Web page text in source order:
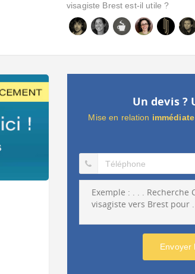
visagiste Brest est-il utile ?
Un devis ?
Mise en relation immédiate
Envoyer